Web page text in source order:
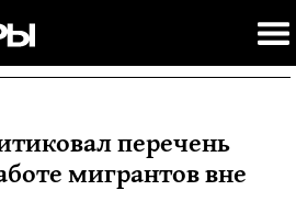
перечень
мигрантов вне